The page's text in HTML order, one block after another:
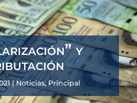
y
|Noticias,Principal